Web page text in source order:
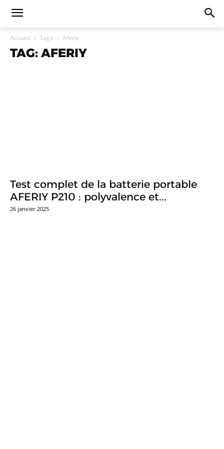
Accueil Tags Aferiy
TAG: AFERIY
Test complet de la batterie portable
AFERIY P210 : polyvalence et...
26 janvier 2025